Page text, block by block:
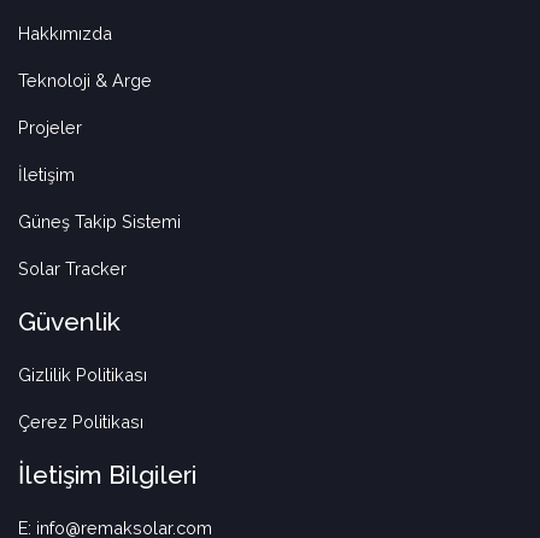
Hakkımızda
Teknoloji & Arge
Projeler
İletişim
Güneş Takip Sistemi
Solar Tracker
Güvenlik
Gizlilik Politikası
Çerez Politikası
İletişim Bilgileri
E: info@remaksolar.com